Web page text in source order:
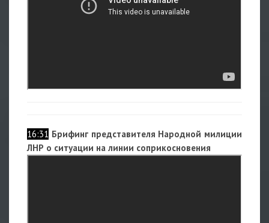
16:31 Брифинг представителя Народной милиции
ЛНР о ситуации на линии соприкосновения